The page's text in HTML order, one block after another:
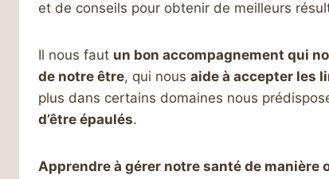
et de conseils pour obtenir de meilleurs
Il nous faut un bon accompagnement qui
de notre être, qui nousaide à accepter les
plus dans certains domaines nous
d’être épaulés.
Apprendre à gérer notre santé de manière